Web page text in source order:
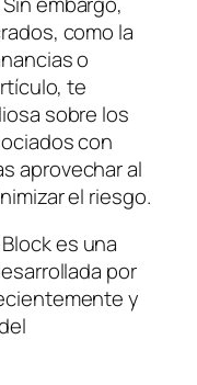
como la
o
te
sobre los
con
aprovechar al
el riesgo.
es una
por
y